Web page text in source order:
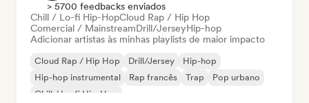
> 5700 feedbacks enviados
Chill / Lo-fi Hip-HopCloud Rap / Hip Hop
Comercial / MainstreamDrill/JerseyHip-hop
Adicionar artistas às minhas playlists de maior impacto
Cloud Rap / Hip Hop Drill/Jersey
Hip-hop
Hip-hop instrumental
Rap francês Trap
Pop urbano
Chill / Lo-fi Hip-Hop